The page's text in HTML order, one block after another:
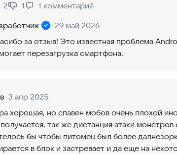
2
Не нравится:
1 1 комментарий
29 май 2026
за отзыв! Это известная проблема
перезагрузка смартфона.
3 апр 2025
хорошая, но спавен мобов очень плохой
так же дистанция атаки
бы чтобы питомец был более
в блок и застревает и да еще на